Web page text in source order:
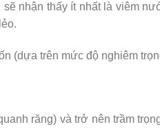
nhận thấy ít nhất là viêm
(dựa trên mức độ nghiêm
răng) và trở nên trầm